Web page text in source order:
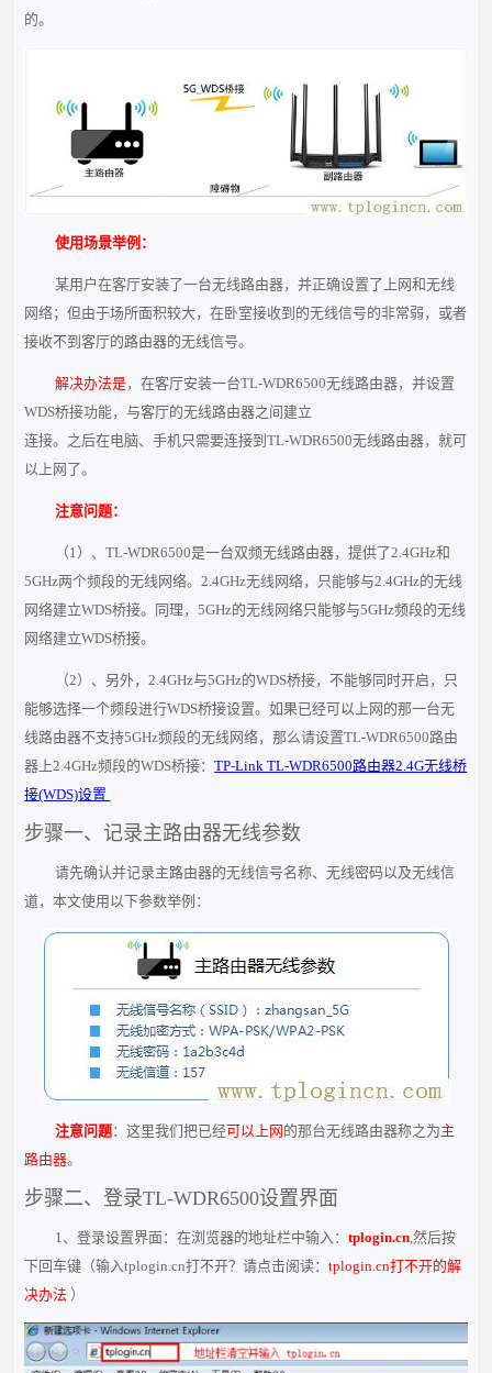
的。
使用场景举例：
某用户在客厅安装了一台无线路由器，并正确设置了上网和无线
网络；但由于场所面积较大，在卧室接收到的无线信号的非常弱，或者
接收不到客厅的路由器的无线信号。
解决办法是，在客厅安装一台TL-WDR6500无线路由器，并设置
WDS桥接功能，与客厅的无线路由器之间建立
连接。之后在电脑、手机只需要连接到TL-WDR6500无线路由器，就可
以上网了。
注意问题：
（1）、TL-WDR6500是一台双频无线路由器，提供了2.4GHz和
5GHz两个频段的无线网络。2.4GHz无线网络，只能够与2.4GHz的无线
网络建立WDS桥接。同理，5GHz的无线网络只能够与5GHz频段的无线
网络建立WDS桥接。
（2）、另外，2.4GHz与5GHz的WDS桥接，不能够同时开启，只
能够选择一个频段进行WDS桥接设置。如果已经可以上网的那一台无
线路由器不支持5GHz频段的无线网络，那么请设置TL-WDR6500路由
器上2.4GHz频段的WDS桥接：TP-Link TL-WDR6500路由器2.4G无线桥
接(WDS)设置
步骤一、记录主路由器无线参数
请先确认并记录主路由器的无线信号名称、无线密码以及无线信
道，本文使用以下参数举例：
注意问题：这里我们把已经可以上网 的那台无线路由器称之为主
路由器。
步骤二、登录TL-WDR6500设置界面
1、登录设置界面：在浏览器的地址栏中输入： tplogin.cn,然后按
下回车键（输入tplogin.cn打不开？请点击阅读：tplogin.cn打不开的解
决办法 ）